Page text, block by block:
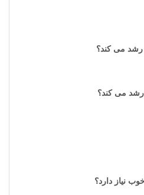
رشد می کند؟
رشد می کند؟
نیاز دارد؟